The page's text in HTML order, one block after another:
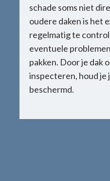
schade soms niet
oudere daken is het
regelmatig te
eventuele
pakken. Door je dak
inspecteren, houd je
beschermd.